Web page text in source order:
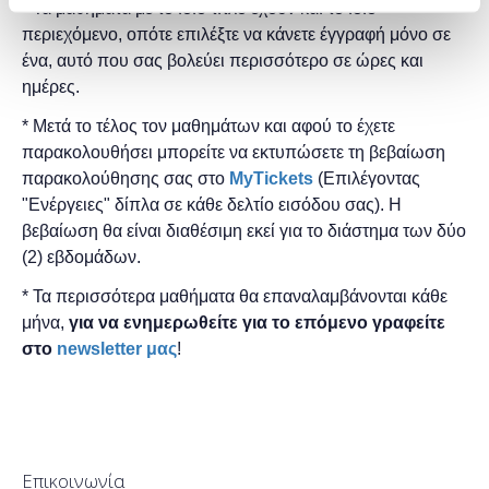
* Τα μαθήματα με το ίδιο τίτλο έχουν και το ίδιο
περιεχόμενο, οπότε επιλέξτε να κάνετε έγγραφή μόνο σε
ένα, αυτό που σας βολεύει περισσότερο σε ώρες και
ημέρες.
* Μετά το τέλος τον μαθημάτων και αφού το έχετε
παρακολουθήσει μπορείτε να εκτυπώσετε τη βεβαίωση
παρακολούθησης ​σας στο MyTickets (Επιλέγοντας
"Ενέργειες" δίπλα σε κάθε δελτίο εισόδου σας). Η
βεβαίωση θα είναι διαθέσιμη εκεί για το διάστημα των δύο
(2) εβδομάδων.
* Τα περισσότερα μαθήματα θα επαναλαμβάνονται κάθε
μήνα, για να ενημερωθείτε για το επόμενο γραφείτε
στο newsletter μας!
Επικοινωνία